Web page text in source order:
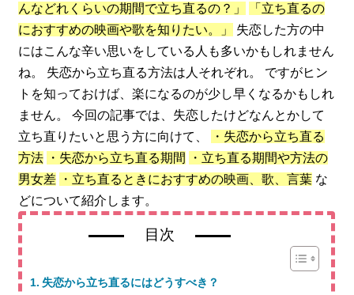
んなどれくらいの期間で立ち直るの？」
「立ち直るの
におすすめの映画や歌を知りたい。」
失恋した方の中
にはこんな辛い思いをしている人も多いかもしれません
ね。 失恋から立ち直る方法は人それぞれ。 ですがヒン
トを知っておけば、楽になるのが少し早くなるかもしれ
ません。 今回の記事では、失恋したけどなんとかして
立ち直りたいと思う方に向けて、
・失恋から立ち直る
方法
・失恋から立ち直る期間
・立ち直る期間や方法の
男女差
・立ち直るときにおすすめの映画、歌、言葉 な
どについて紹介します。
目次
失恋から立ち直るにはどうすべき？